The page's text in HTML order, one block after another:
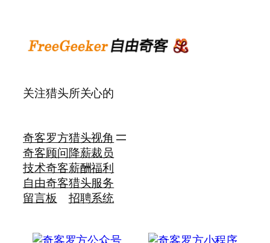
关注猎头所关心的
奇客罗方
奇客顾问
技术奇客
自由奇客
留言板
猎头视角
降薪裁员
薪酬福利
猎头服务
招聘系统